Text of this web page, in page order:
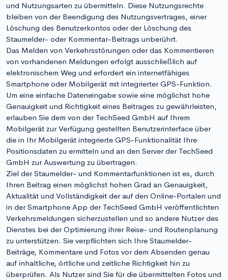
und Nutzungsarten zu übermitteln. Diese Nutzungsrechte
bleiben von der Beendigung des Nutzungsvertrages, einer
Löschung des Benutzerkontos oder der Löschung des
Staumelder- oder Kommentar-Beitrags unberührt.
Das Melden von Verkehrsstörungen oder das Kommentieren
von vorhandenen Meldungen erfolgt ausschließlich auf
elektronischem Weg und erfordert ein internetfähiges
Smartphone oder Mobilgerät mit integrierter GPS-Funktion.
Um eine einfache Dateneingabe sowie eine möglichst hohe
Genauigkeit und Richtigkeit eines Beitrages zu gewährleisten,
erlauben Sie dem von der TechSeed GmbH auf Ihrem
Mobilgerät zur Verfügung gestellten Benutzerinterface über
die in Ihr Mobilgerät integrierte GPS-Funktionalität Ihre
Positionsdaten zu ermitteln und an den Server der TechSeed
GmbH zur Auswertung zu übertragen.
Ziel der Staumelder- und Kommentarfunktionen ist es, durch
Ihren Beitrag einen möglichst hohen Grad an Genauigkeit,
Aktualität und Vollständigkeit der auf den Online-Portalen und
in der Smartphone App der TechSeed GmbH veröffentlichten
Verkehrsmeldungen sicherzustellen und so andere Nutzer des
Dienstes bei der Optimierung ihrer Reise- und Routenplanung
zu unterstützen. Sie verpflichten sich Ihre Staumelder-
Beiträge, Kommentare und Fotos vor dem Absenden genau
auf inhaltliche, örtliche und zeitliche Richtigkeit hin zu
überprüfen. Als Nutzer sind Sie für die übermittelten Fotos und